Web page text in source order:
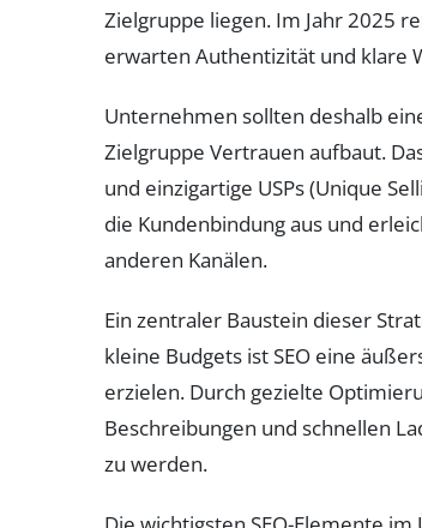
Zielgruppe liegen. Im Jahr 2025
erwarten Authentizität und klare
Unternehmen sollten deshalb
Zielgruppe Vertrauen aufbaut.
und einzigartige USPs (Unique
die Kundenbindung aus und
anderen Kanälen.
Ein zentraler Baustein dieser
kleine Budgets ist SEO eine
erzielen. Durch gezielte
Beschreibungen und schnellen
zu werden.